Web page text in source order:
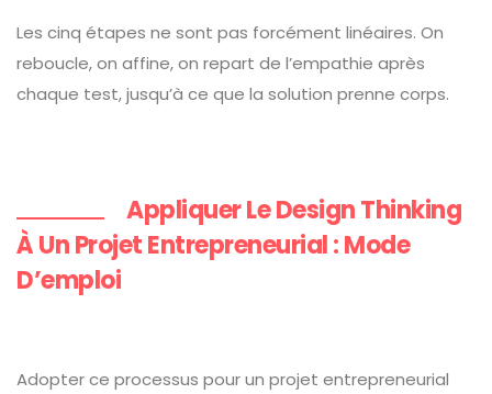
Les cinq étapes ne sont pas forcément linéaires. On
reboucle, on affine, on repart de l’empathie après
chaque test, jusqu’à ce que la solution prenne corps.
Appliquer Le Design Thinking
À Un Projet Entrepreneurial : Mode
D’emploi
Adopter ce processus pour un projet entrepreneurial